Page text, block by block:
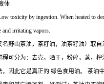
体
toxicity by ingestion. When heated to
and irritating vapors.
名野山茶油，茶籽油，油茶籽油）取
程可分为：去壳，晒干，粉碎，蒸，
，因此它是真正的 绿色食用油。 茶油